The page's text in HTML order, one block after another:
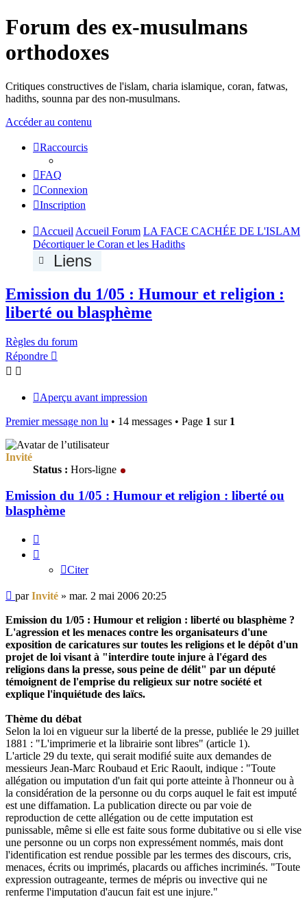
Forum des ex-musulmans
orthodoxes
Critiques constructives de l'islam, charia islamique, coran, fatwas,
hadiths, sounna par des non-musulmans.
Accéder au contenu
Raccourcis
FAQ
Connexion
Inscription
Accueil Accueil Forum LA FACE CACHÉE DE L'ISLAM
Décortiquer le Coran et les Hadiths
Liens
Emission du 1/05 : Humour et religion :
liberté ou blasphème
Règles du forum
Répondre
Aperçu avant impression
Premier message non lu • 14 messages • Page 1 sur 1
Invité
Status : Hors-ligne
Emission du 1/05 : Humour et religion : liberté ou
blasphème
Citer
Message
non
lu
parInvité » mar. 2 mai 2006 20:25
Emission du 1/05 : Humour et religion : liberté ou blasphème ?
L'agression et les menaces contre les organisateurs d'une
exposition de caricatures sur toutes les religions et le dépôt d'un
projet de loi visant à "interdire toute injure à l'égard des
religions dans la presse, sous peine de délit" par un député
témoignent de l'emprise du religieux sur notre société et
explique l'inquiétude des laïcs.
Thème du débat
Selon la loi en vigueur sur la liberté de la presse, publiée le 29 juillet
1881 : "L'imprimerie et la librairie sont libres" (article 1).
L'article 29 du texte, qui serait modifié suite aux demandes de
messieurs Jean-Marc Roubaud et Eric Raoult, indique : "Toute
allégation ou imputation d'un fait qui porte atteinte à l'honneur ou à
la considération de la personne ou du corps auquel le fait est imputé
est une diffamation. La publication directe ou par voie de
reproduction de cette allégation ou de cette imputation est
punissable, même si elle est faite sous forme dubitative ou si elle vise
une personne ou un corps non expressément nommés, mais dont
l'identification est rendue possible par les termes des discours, cris,
menaces, écrits ou imprimés, placards ou affiches incriminés. "Toute
expression outrageante, termes de mépris ou invective qui ne
renferme l'imputation d'aucun fait est une injure."